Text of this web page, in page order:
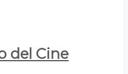
del Cine